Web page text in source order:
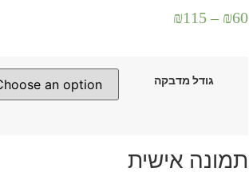
₪60
–
₪115
גודל מדבקה
תמונה אישית